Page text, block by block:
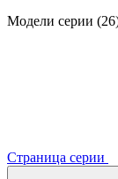
Модели серии
Страница серии